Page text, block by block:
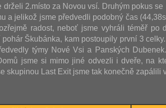
drželi 2.místo za Novou vsí. Druhým pokus se
a jelikož jsme předvedli podobný čas
radost, neboť jsme vyhráli téměř po
Škubánka, kam postoupily první 3
týmy Nové Vsi a Panských
jsme si mimo jiné odvezli i dveře, na
skupinou Last Exit jsme tak konečně zapálili